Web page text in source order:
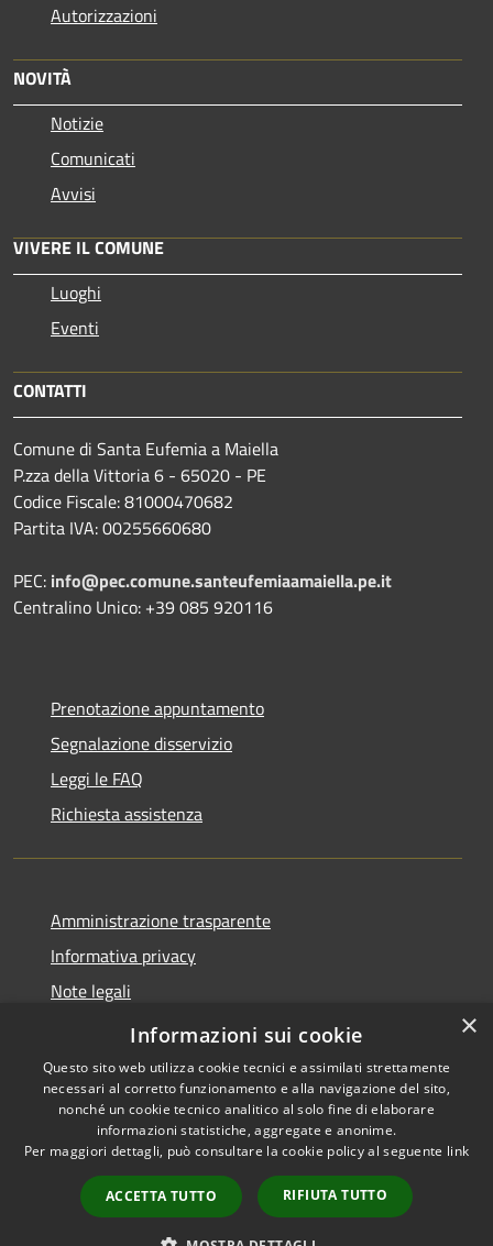
Autorizzazioni
NOVITÀ
Notizie
Comunicati
Avvisi
VIVERE IL COMUNE
Luoghi
Eventi
CONTATTI
Comune di Santa Eufemia a Maiella
P.zza della Vittoria 6 - 65020 - PE
Codice Fiscale: 81000470682
Partita IVA: 00255660680
PEC: info@pec.comune.santeufemiaamaiella.pe.it
Centralino Unico: +39 085 920116
Prenotazione appuntamento
Segnalazione disservizio
Leggi le FAQ
Richiesta assistenza
Amministrazione trasparente
Informativa privacy
Note legali
Dichiarazione di accessibilità
Accessibilità
Copyright © 2026 • Comune di
Sant'Eufemia a Maiella •
Powered byMunicipium
Accesso redazione
×
Informazioni sui cookie
Questo sito web utilizza cookie tecnici e assimilati strettamente
necessari al corretto funzionamento e alla navigazione del sito,
nonché un cookie tecnico analitico al solo fine di elaborare
informazioni statistiche, aggregate e anonime.
Per maggiori dettagli, può consultare la cookie policy al seguente link
ACCETTA TUTTO RIFIUTA TUTTO